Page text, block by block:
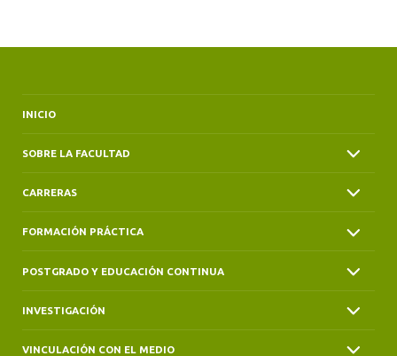
INICIO
SOBRE LA FACULTAD
CARRERAS
FORMACIÓN PRÁCTICA
POSTGRADO Y EDUCACIÓN CONTINUA
INVESTIGACIÓN
VINCULACIÓN CON EL MEDIO